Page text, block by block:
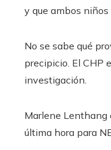
y que ambos niños
No se sabe qué
precipicio. El CHP
investigación.
Marlene Lenthang
última hora para